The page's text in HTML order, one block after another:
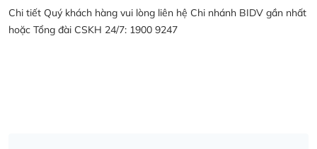
Chi tiết Quý khách hàng vui lòng liên hệ Chi nhánh BIDV gần nhất
hoặc Tổng đài CSKH 24/7: 1900 9247